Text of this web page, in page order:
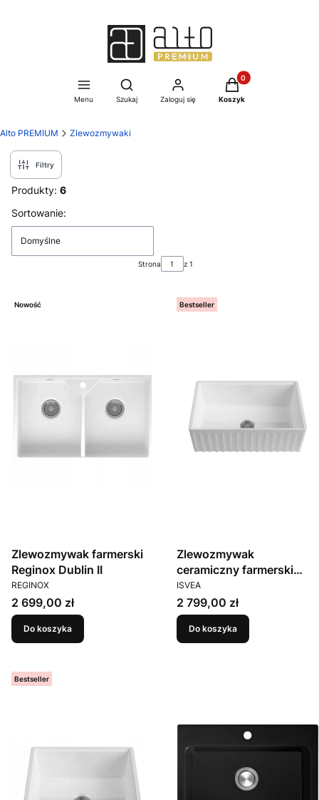
Menu
Otwórz wyszukiwarkę
Szukaj Zaloguj się
Produkty w
Koszyk
Alto PREMIUM Zlewozmywaki
Filtry
Produkty: 6
Lista produktów
Sortowanie:
Domyślne
Strona z 1
Nowość
Zlewozmywak farmerski
Reginox Dublin II
PRODUCENT
REGINOX
Cena
2 699,00 zł
Do koszyka
Bestseller
Zlewozmywak
ceramiczny farmerski
Isvea Ravenna 30 Biały
połysk
PRODUCENT
ISVEA
Cena
2 799,00 zł
Do koszyka
Bestseller